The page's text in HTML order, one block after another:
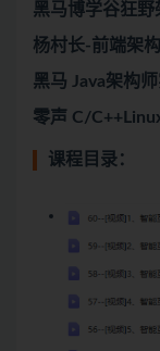
黑马博学谷狂野
杨村长-前端架
黑马 Java架构
零声 C/
课程目录：